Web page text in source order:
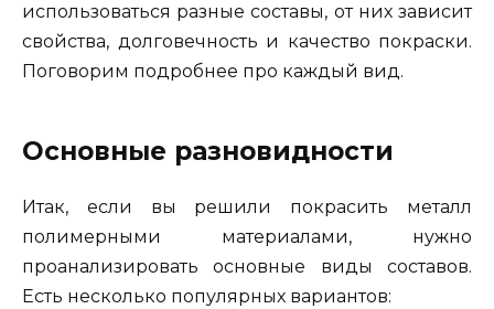
использоваться разные составы, от них зависит
свойства, долговечность и качество покраски.
Поговорим подробнее про каждый вид.
Основные разновидности
Итак, если вы решили покрасить металл
полимерными материалами, нужно
проанализировать основные виды составов.
Есть несколько популярных вариантов: